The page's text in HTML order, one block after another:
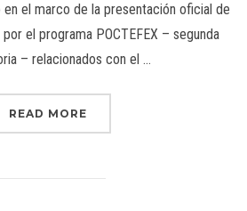
el marco de la presentación oficial de
el programa POCTEFEX – segunda
– relacionados con el …
READ MORE